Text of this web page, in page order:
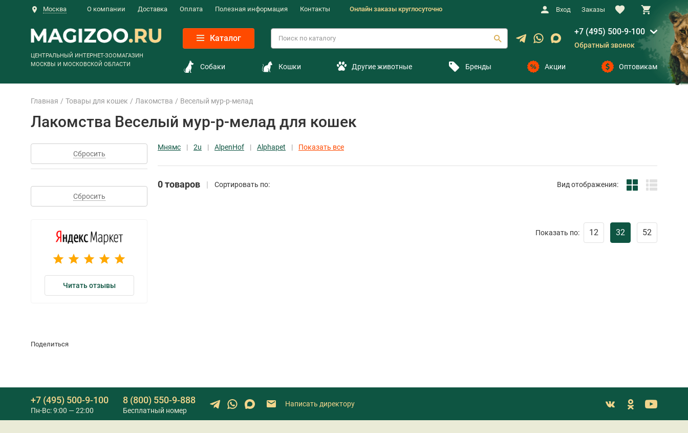
Москва О компании Доставка Оплата Полезная информация Контакты Онлайн заказы круглосуточно Вход Заказы
ЦЕНТРАЛЬНЫЙ ИНТЕРНЕТ-ЗООМАГАЗИН
МОСКВЫ И МОСКОВСКОЙ ОБЛАСТИ
Каталог
+7 (495) 500-9-100
Обратный звонок
Собаки Кошки Другие животные Бренды Акции Оптовикам
Главная Товары для кошек Лакомства Веселый мур-р-мелад
Лакомства Веселый мур-р-мелад для кошек
Сбросить
Сбросить
Читать отзывы
Мнямс 2u AlpenHof Alphapet Показать все
0 товаров Сортировать по: Вид отображения:
Показать по: 12 32 52
Поделиться
+7 (495) 500-9-100
Пн-Вс: 9:00 — 22:00
8 (800) 550-9-888
Бесплатный номер
Написать директору